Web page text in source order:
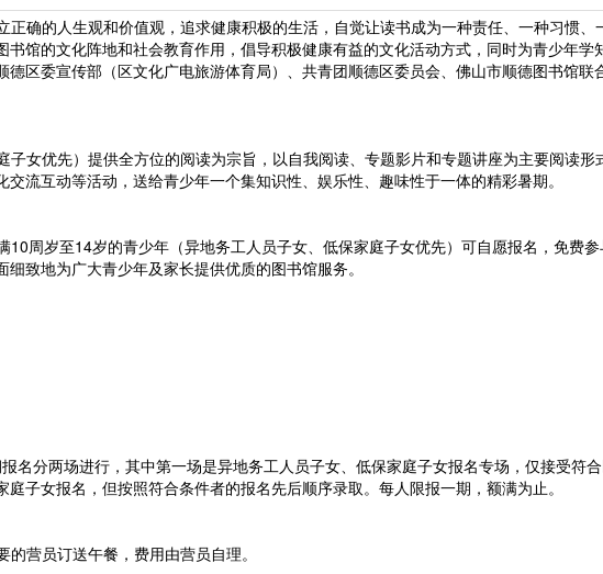
正确的人生观和价值观，追求健康积极的生活，自觉让读书成为一种责任、一种习惯
馆的文化阵地和社会教育作用，倡导积极健康有益的文化活动方式，同时为青少年
德区委宣传部（区文化广电旅游体育局）、共青团顺德区委员会、佛山市顺德图书馆
子女优先）提供全方位的阅读为宗旨，以自我阅读、专题影片和专题讲座为主要阅读
流互动等活动，送给青少年一个集知识性、娱乐性、趣味性于一体的精彩暑期。
周岁至14岁的青少年（异地务工人员子女、低保家庭子女优先）可自愿报名，免费
致地为广大青少年及家长提供优质的图书馆服务。
名分两场进行，其中第一场是异地务工人员子女、低保家庭子女报名专场，仅接受符
子女报名，但按照符合条件者的报名先后顺序录取。每人限报一期，额满为止。
营员订送午餐，费用由营员自理。